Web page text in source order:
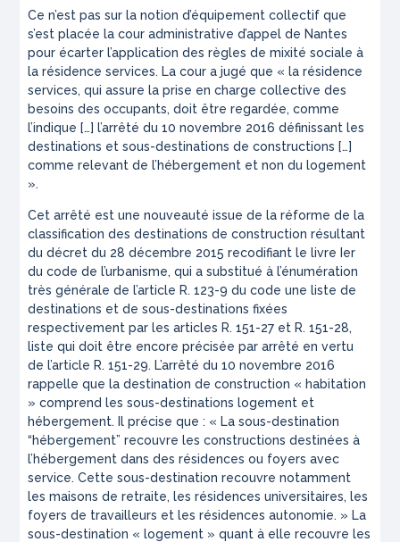
Ce n’est pas sur la notion d’équipement collectif que
s’est placée la cour administrative d’appel de Nantes
pour écarter l’application des règles de mixité sociale à
la résidence services. La cour a jugé que « la résidence
services, qui assure la prise en charge collective des
besoins des occupants, doit être regardée, comme
l’indique […] l’arrêté du 10 novembre 2016 définissant les
destinations et sous-destinations de constructions […]
comme relevant de l’hébergement et non du logement
».
Cet arrêté est une nouveauté issue de la réforme de la
classification des destinations de construction résultant
du décret du 28 décembre 2015 recodifiant le livre Ier
du code de l’urbanisme, qui a substitué à l’énumération
très générale de l’article R. 123-9 du code une liste de
destinations et de sous-destinations fixées
respectivement par les articles R. 151-27 et R. 151-28,
liste qui doit être encore précisée par arrêté en vertu
de l’article R. 151-29. L’arrêté du 10 novembre 2016
rappelle que la destination de construction « habitation
» comprend les sous-destinations logement et
hébergement. Il précise que : « La sous-destination
“hébergement” recouvre les constructions destinées à
l’hébergement dans des résidences ou foyers avec
service. Cette sous-destination recouvre notamment
les maisons de retraite, les résidences universitaires, les
foyers de travailleurs et les résidences autonomie. » La
sous-destination « logement » quant à elle recouvre les